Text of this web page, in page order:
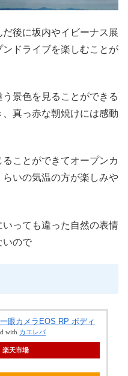
後に坂内やイビーナス展
ドライブを楽しむことが
景色を見ることができる
真っ赤な朝焼けには感動
ことができてオープンカ
いの気温の方が楽しみや
っても違った自然の表情
いので
眼カメラEOS RP ボディ
with カエレバ
楽天市場